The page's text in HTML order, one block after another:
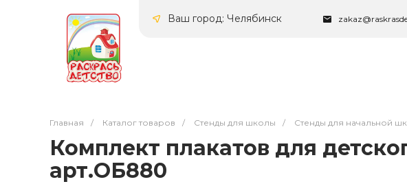
Ваш город: Челябинск
Главная / Каталог товаров / Стенды для школы / Стенды для начальной
Комплект плакатов для
арт.ОБ880